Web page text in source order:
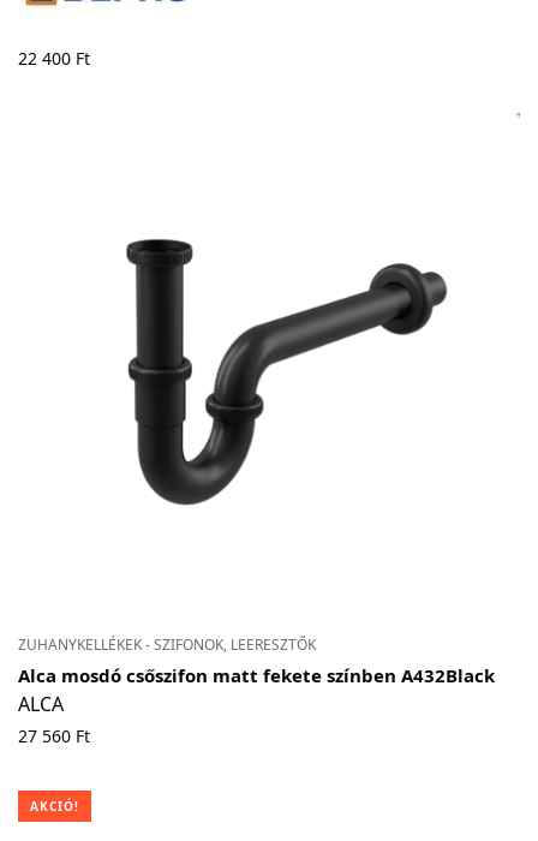
22 400 Ft
ZUHANYKELLÉKEK - SZIFONOK, LEERESZTŐK
Alca mosdó csőszifon matt fekete színben A432Black
ALCA
27 560 Ft
AKCIÓ!